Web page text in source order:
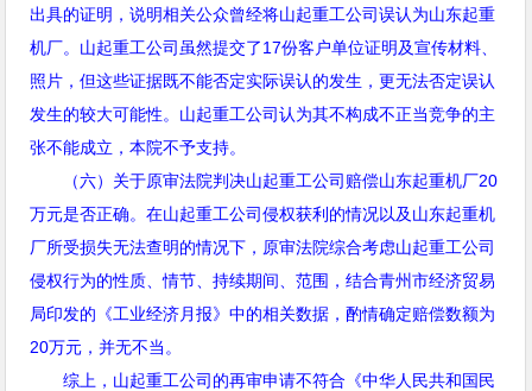
出具的证明，说明相关公众曾经将山起重工公司误认为山东起重
机厂。山起重工公司虽然提交了17份客户单位证明及宣传材料、
照片，但这些证据既不能否定实际误认的发生，更无法否定误认
发生的较大可能性。山起重工公司认为其不构成不正当竞争的主
张不能成立，本院不予支持。
（六）关于原审法院判决山起重工公司赔偿山东起重机厂20
万元是否正确。在山起重工公司侵权获利的情况以及山东起重机
厂所受损失无法查明的情况下，原审法院综合考虑山起重工公司
侵权行为的性质、情节、持续期间、范围，结合青州市经济贸易
局印发的《工业经济月报》中的相关数据，酌情确定赔偿数额为
20万元，并无不当。
综上，山起重工公司的再审申请不符合《中华人民共和国民